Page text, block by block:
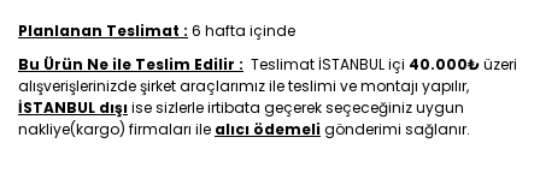
Planlanan Teslimat : 6 hafta içinde
Bu Ürün Ne ile Teslim Edilir : Teslimat İSTANBUL içi 40.000₺üzeri
alışverişlerinizde şirket araçlarımız ile teslimi ve montajı yapılır,
İSTANBUL dışıise sizlerle irtibata geçerek seçeceğiniz uygun
nakliye(kargo) firmaları ile alıcı ödemeligönderimi sağlanır.